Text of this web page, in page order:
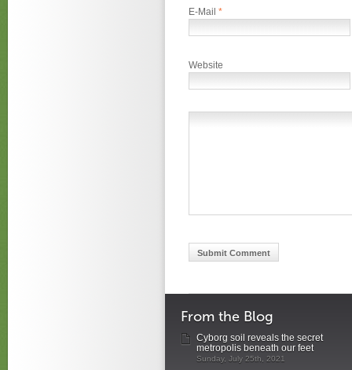
E-Mail *
Website
From the Blog
Cyborg soil reveals the secret
metropolis beneath our feet
Sunday, July 25th, 2021